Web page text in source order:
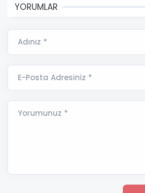
YORUMLAR
Adınız *
E-Posta Adresiniz *
Yorumunuz *